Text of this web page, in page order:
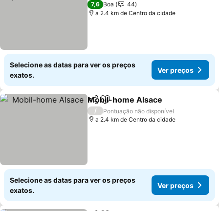
7,6 Boa
44
a 2.4 km de Centro da cidade
Selecione as datas para ver os preços
exatos.
Ver preços
PartilharAdicionar aos favoritos
Mobil-home Alsace
/
Pontuação não disponível
a 2.4 km de Centro da cidade
Selecione as datas para ver os preços
exatos.
Ver preços